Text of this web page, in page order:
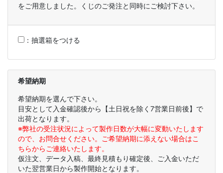
をご用意しました。くじのご発注と同時にご検討下さい。
： 抽選箱をつける
希望納期
希望納期を選んで下さい。
目安として入金確認後から【土日祝を除く7営業日前後】で
出荷となります。
※弊社の受注状況によって製作日数が大幅に変動いたします
ので、お問合せください。ご希望納期に添えない場合はこ
ちらからご連絡いたします。
仮注文、データ入稿、最終見積もり確定後、ご入金いただ
いた翌営業日から製作開始となります。